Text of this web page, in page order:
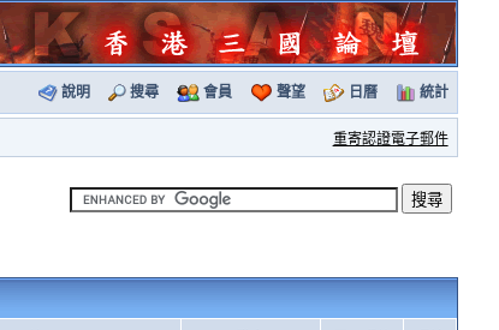
說明 搜尋 會員 聲望 日曆 統計
重寄認證電子郵件